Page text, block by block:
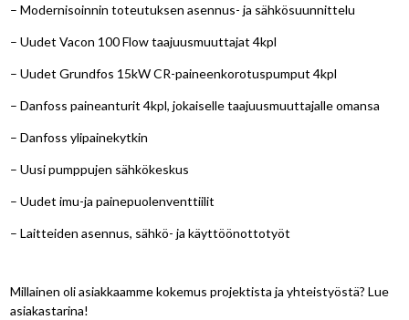
– Modernisoinnin toteutuksen asennus- ja sähkösuunnittelu
– Uudet Vacon 100 Flow taajuusmuuttajat 4kpl
– Uudet Grundfos 15kW CR-paineenkorotuspumput 4kpl
– Danfoss paineanturit 4kpl, jokaiselle taajuusmuuttajalle omansa
– Danfoss ylipainekytkin
– Uusi pumppujen sähkökeskus
– Uudet imu-ja painepuolenventtiilit
– Laitteiden asennus, sähkö- ja käyttöönottotyöt
Millainen oli asiakkaamme kokemus projektista ja yhteistyöstä? Lue
asiakastarina!